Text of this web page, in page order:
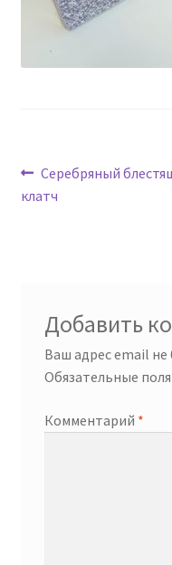
Навигация
по
Предыдущая
запись:
Серебряный
клатч
Добавить
Ваш адрес email не
Обязательные
Комментарий *